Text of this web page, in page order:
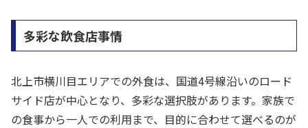
多彩な飲食店事情
北上市横川目エリアでの外食は、国道4号線沿いのロード
サイド店が中心となり、多彩な選択肢があります。家族で
の食事から一人での利用まで、目的に合わせて選べるのが